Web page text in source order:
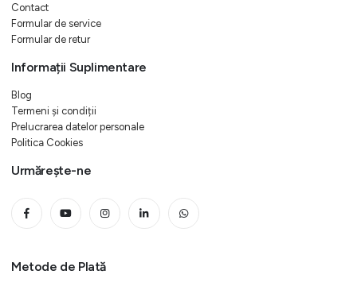
Contact
Formular de service
Formular de retur
Informații Suplimentare
Blog
Termeni și condiții
Prelucrarea datelor personale
Politica Cookies
Urmărește-ne
Metode de Plată